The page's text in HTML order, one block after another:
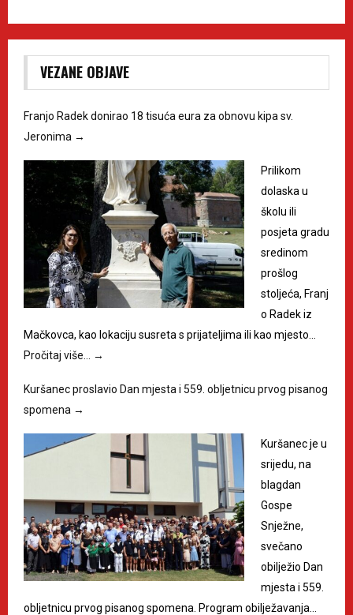
VEZANE OBJAVE
Franjo Radek donirao 18 tisuća eura za obnovu kipa sv.
Jeronima →
Prilikom
dolaska u
školu ili
posjeta gradu
sredinom
prošlog
stoljeća, Franj
o Radek iz
Mačkovca, kao lokaciju susreta s prijateljima ili kao mjesto…
Pročitaj više…
→
Kuršanec proslavio Dan mjesta i 559. obljetnicu prvog pisanog
spomena →
Kuršanec je u
srijedu, na
blagdan
Gospe
Snježne,
svečano
obilježio Dan
mjesta i 559.
obljetnicu prvog pisanog spomena. Program obilježavanja…